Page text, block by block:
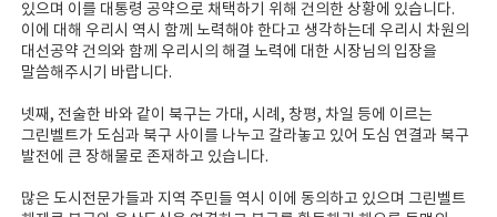
있으며 이를 대통령 공약으로 채택하기 위해 건의한 상황에 있습니다.
이에 대해 우리시 역시 함께 노력해야 한다고 생각하는데 우리시 차원의
대선공약 건의와 함께 우리시의 해결 노력에 대한 시장님의 입장을
말씀해주시기 바랍니다.
넷째, 전술한 바와 같이 북구는 가대, 시례, 창평, 차일 등에 이르는
그린벨트가 도심과 북구 사이를 나누고 갈라놓고 있어 도심 연결과 북구
발전에 큰 장해물로 존재하고 있습니다.
많은 도시전문가들과 지역 주민들 역시 이에 동의하고 있으며 그린벨트